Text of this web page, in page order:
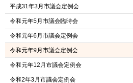
平成31年3月市議会定例会
令和元年5月市議会臨時会
令和元年6月市議会定例会
令和元年9月市議会定例会
令和元年12月市議会定例会
令和2年3月市議会定例会